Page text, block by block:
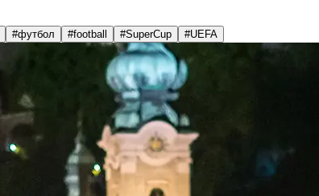
#футбол #football #SuperCup #UEFA